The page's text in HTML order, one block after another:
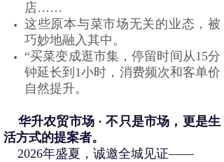
店……
这些原本与菜市场无关的业态，被
巧妙地融入其中。
“买菜变成逛市集，停留时间从15分
钟延长到1小时，消费频次和客单价
自然提升。
活方式的提案者。
2026年盛夏，诚邀全城见证——